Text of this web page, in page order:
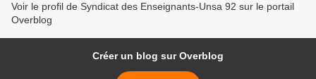
Voir le profil de Syndicat des Enseignants-Unsa 92 sur le portail
Overblog
Créer un blog sur Overblog